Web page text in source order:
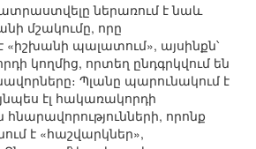
ներառում է նաև
մշակումը, որը
պալատում», այսինքն՝
կողմից, որտեղ ընդգրկվում են
Պլանը պարունակում է
էլ հակառակորդի
որոնք
է «հաշվարկներ»,